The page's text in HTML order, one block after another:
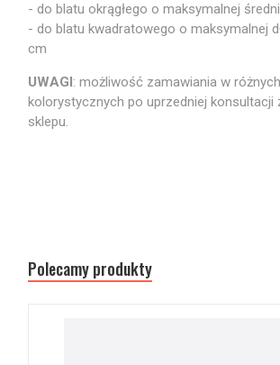
- do blatu okrągłego o maksymalnej
- do blatu kwadratowego o maksymalnej
cm
UWAGI: możliwość zamawiania w
kolorystycznych po uprzedniej konsultacji
sklepu.
Polecamy produkty